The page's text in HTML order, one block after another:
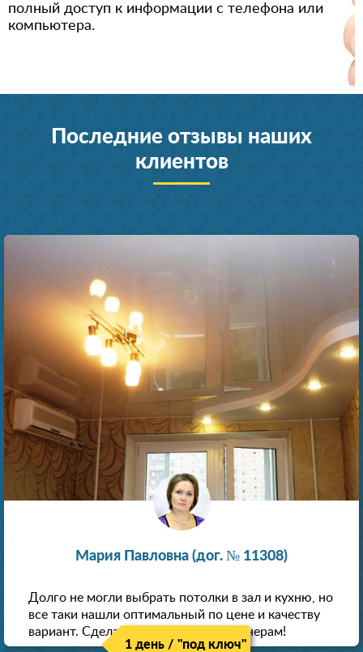
полный доступ к информации с телефона или
компьютера.
Последние отзывы наших
клиентов
Мария Павловна (дог. № 11308)
Долго не могли выбрать потолки в зал и кухню, но
все таки нашли оптимальный по цене и качеству
вариант. Сделали скидку как пенсионерам!
1 день / "под ключ"